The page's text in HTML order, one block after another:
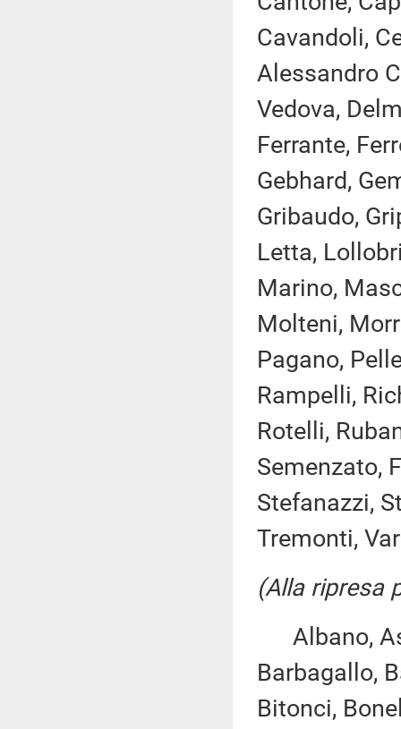
Cavandoli,
Alessandro
Vedova,
Ferrante,
Gebhard,
Gribaudo,
Letta,
Marino,
Molteni,
Pagano,
Rampelli,
Rotelli,
Semenzato,
Stefanazzi,
Tremonti,
(Alla ripresa
Albano,
Barbagallo,
Bitonci,